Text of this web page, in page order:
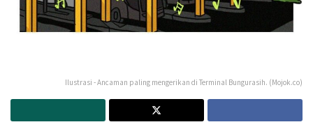
Ilustrasi - Ancaman paling mengerikan di Terminal Bungurasih. (Mojok.co)